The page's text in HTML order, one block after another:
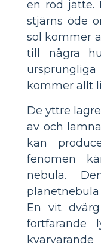
en röd jätte.
stjärns öde
sol kommer
till några
kommer allt
De yttre
av och
kan
fenomen
nebula.
En vit
fortfarande